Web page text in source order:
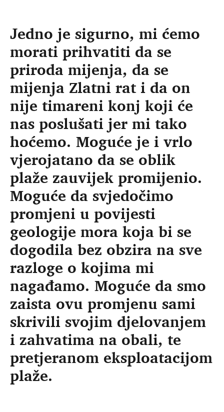
Jedno je sigurno, mi ćemo
morati prihvatiti da se
priroda mijenja, da se
mijenja Zlatni rat i da on
nije timareni konj koji će
nas poslušati jer mi tako
hoćemo. Moguće je i vrlo
vjerojatano da se oblik
plaže zauvijek promijenio.
Moguće da svjedočimo
promjeni u povijesti
geologije mora koja bi se
dogodila bez obzira na sve
razloge o kojima mi
nagađamo. Moguće da smo
zaista ovu promjenu sami
skrivili svojim djelovanjem
i zahvatima na obali, te
pretjeranom eksploatacijom
plaže.